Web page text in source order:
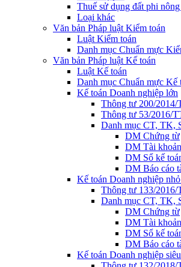
Thuế sử dụng đất phi
Loại khác
Văn bản Pháp luật Kiểm toán
Luật Kiểm toán
Danh mục Chuẩn mực
Văn bản Pháp luật Kế toán
Luật Kế toán
Danh mục Chuẩn mực Kế
Kế toán Doanh nghiệp lớn
Thông tư 200/2014/
Thông tư 53/2016/
Danh mục CT, TK,
DM Chứng từ
DM Tài khoản
DM Sổ kế
DM Báo cáo
Kế toán Doanh nghiệp
Thông tư 133/2016/
Danh mục CT, TK,
DM Chứng từ
DM Tài khoản
DM Sổ kế
DM Báo cáo
Kế toán Doanh nghiệp